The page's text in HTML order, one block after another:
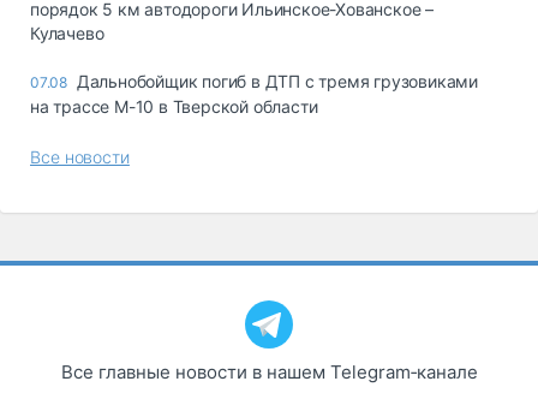
порядок 5 км автодороги Ильинское-Хованское –
Кулачево
07.08 Дальнобойщик погиб в ДТП с тремя грузовиками
на трассе М-10 в Тверской области
Все новости
Все главные новости в нашем Telegram‑канале